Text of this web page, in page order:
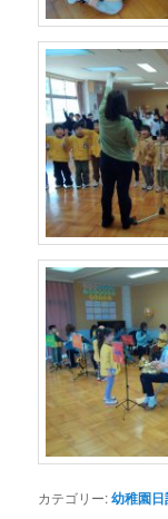
カテゴリー:幼稚園日